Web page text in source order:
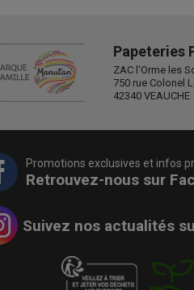
Papeteries
ZAC l'Orme les
750 rue Colonel
42340 VEAUCHE
Promotions exclusives et infos
Retrouvez-nous sur
Suivez nos actualités